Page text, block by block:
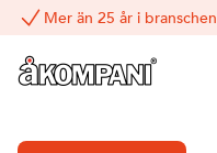
Mer än 25 år i branschen